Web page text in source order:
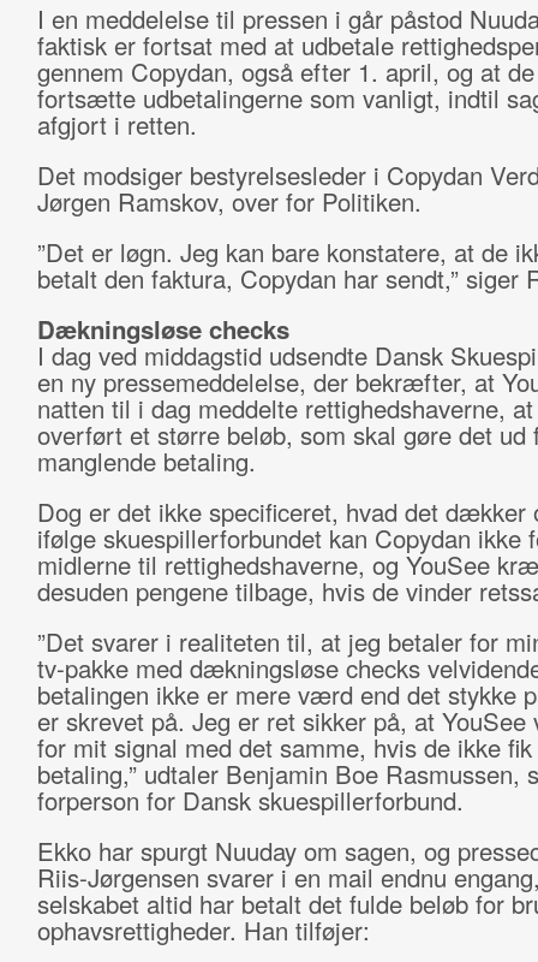
I en meddelelse til pressen i går påstod
faktisk er fortsat med at udbetale
gennem Copydan, også efter 1. april, og at
fortsætte udbetalingerne som vanligt, indtil
afgjort i retten.
Det modsiger bestyrelsesleder i Copydan
Jørgen Ramskov, over for Politiken.
”Det er løgn. Jeg kan bare konstatere, at de
betalt den faktura, Copydan har sendt,” siger
Dækningsløse checks
I dag ved middagstid udsendte Dansk
en ny pressemeddelelse, der bekræfter, at
natten til i dag meddelte rettighedshaverne,
overført et større beløb, som skal gøre det ud
manglende betaling.
Dog er det ikke specificeret, hvad det dækker
ifølge skuespillerforbundet kan Copydan ikke
midlerne til rettighedshaverne, og YouSee
desuden pengene tilbage, hvis de vinder
”Det svarer i realiteten til, at jeg betaler for
tv-pakke med dækningsløse checks
betalingen ikke er mere værd end det stykke
er skrevet på. Jeg er ret sikker på, at YouSee
for mit signal med det samme, hvis de ikke
betaling,” udtaler Benjamin Boe Rasmussen,
forperson for Dansk skuespillerforbund.
Ekko har spurgt Nuuday om sagen, og
Riis-Jørgensen svarer i en mail endnu
selskabet altid har betalt det fulde beløb for
ophavsrettigheder. Han tilføjer: